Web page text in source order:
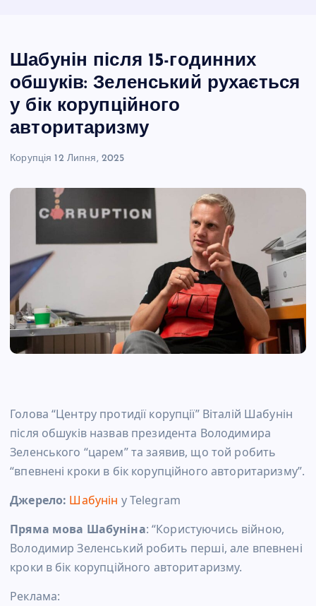
Шабунін після 15-годинних
обшуків: Зеленський рухається
у бік корупційного
авторитаризму
Корупція 12 Липня, 2025
Голова “Центру протидії корупції” Віталій Шабунін
після обшуків назвав президента Володимира
Зеленського “царем” та заявив, що той робить
“впевнені кроки в бік корупційного авторитаризму”.
Джерело: Шабунін у Telegram
Пряма мова Шабуніна: “Користуючись війною,
Володимир Зеленський робить перші, але впевнені
кроки в бік корупційного авторитаризму.
Реклама: